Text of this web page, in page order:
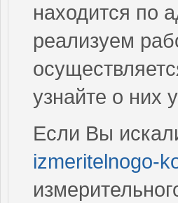
находится по
реализуем
узнайте о них
Если Вы
izmeritelnogo-